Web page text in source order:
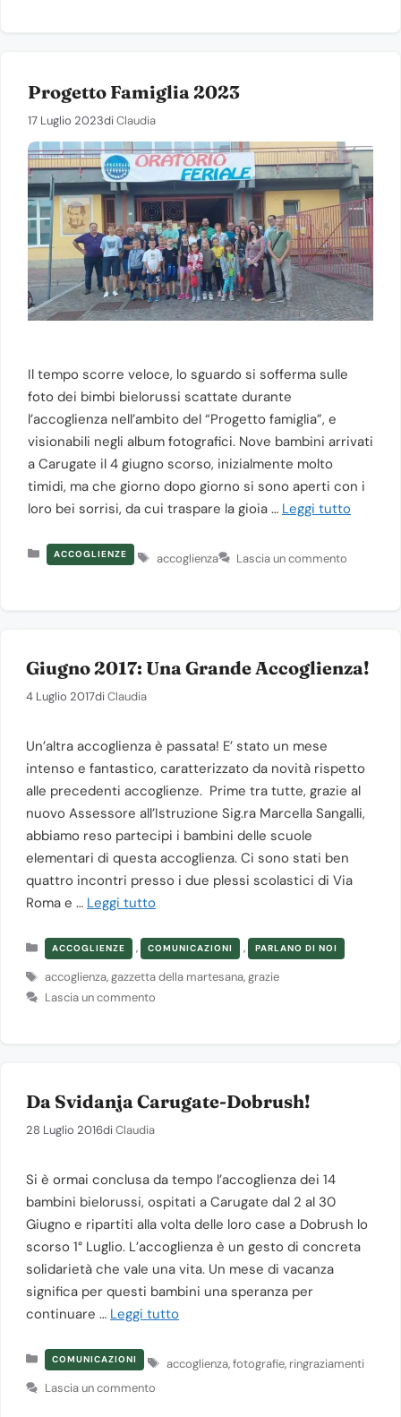
Progetto Famiglia 2023
17 Luglio 2023diClaudia
Il tempo scorre veloce, lo sguardo si sofferma sulle
foto dei bimbi bielorussi scattate durante
l’accoglienza nell’ambito del “Progetto famiglia”, e
visionabili negli album fotografici. Nove bambini arrivati
a Carugate il 4 giugno scorso, inizialmente molto
timidi, ma che giorno dopo giorno si sono aperti con i
loro bei sorrisi, da cui traspare la gioia … Leggi tutto
Categorie
ACCOGLIENZE Tag
accoglienza Lascia un commento
Giugno 2017: Una Grande Accoglienza!
4 Luglio 2017diClaudia
Un’altra accoglienza è passata! E’ stato un mese
intenso e fantastico, caratterizzato da novità rispetto
alle precedenti accoglienze. Prime tra tutte, grazie al
nuovo Assessore all’Istruzione Sig.ra Marcella Sangalli,
abbiamo reso partecipi i bambini delle scuole
elementari di questa accoglienza. Ci sono stati ben
quattro incontri presso i due plessi scolastici di Via
Roma e … Leggi tutto
Categorie
ACCOGLIENZE , COMUNICAZIONI , PARLANO DI NOI
Tag
accoglienza,gazzetta della martesana,grazie
Lascia un commento
Da Svidanja Carugate-Dobrush!
28 Luglio 2016diClaudia
Si è ormai conclusa da tempo l’accoglienza dei 14
bambini bielorussi, ospitati a Carugate dal 2 al 30
Giugno e ripartiti alla volta delle loro case a Dobrush lo
scorso 1° Luglio. L’accoglienza è un gesto di concreta
solidarietà che vale una vita. Un mese di vacanza
significa per questi bambini una speranza per
continuare … Leggi tutto
Categorie
COMUNICAZIONI Tag
accoglienza,fotografie, ringraziamenti
Lascia un commento